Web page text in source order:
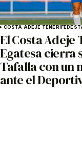
COSTA ADEJE TENERIFE
El Costa Adeje
Egatesa cierra
Tafalla con un
ante el